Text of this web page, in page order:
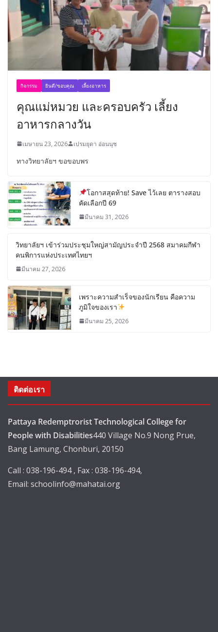
กิจกรรม ยินดี/ขอบคุณ เลี้ยงอาหาร
คุณแม่หมวย และครอบครัว เลี้ยง
อาหารกลางวัน
เมษายน 23, 2026 เปรมยุดา อ่อนนุช
ทางวิทยาลัยฯ ขอขอบพร
โอกาสสุดท้าย! Save ไว้เลย ตารางสอบ
คัดเลือกปี 69
มีนาคม 31, 2026
วิทยาลัยฯ เข้าร่วมประชุมใหญ่สามัญประจำปี 2568 สมาคมกีฬา
คนพิการแห่งประเทศไทยฯ
มีนาคม 27, 2026
เพราะความสำเร็จของนักเรียน คือความ
ภูมิใจของเรา
มีนาคม 25, 2026
ติดต่อเรา
Pattaya Redemptrorist Technological College for
People with Disabilities440 Village No.9 Nong Prue,
Bang Lamung, Chonburi, 20150
Call : 038-196-494 , Fax : 038-196-494,
Email: schoolinfo@mahatai.org